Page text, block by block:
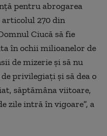
pentru abrogarea
articolul 270 din
Ciucă să fie
în ochii milioanelor de
de mizerie şi să nu
privilegiaţi şi să dea o
săptămâna viitoare,
zile intră în vigoare”, a